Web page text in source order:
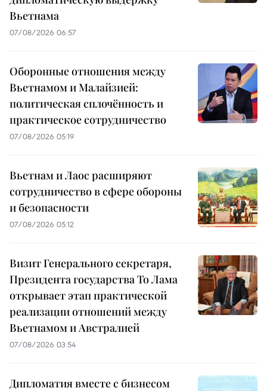
Вьетнама
07/08/2026 06:57
Оборонные отношения между
Вьетнамом и Малайзией:
политическая сплочённость и
практическое сотрудничество
07/08/2026 05:19
Вьетнам и Лаос расширяют
сотрудничество в сфере обороны
и безопасности
07/08/2026 05:12
Визит Генерального секретаря,
Президента государства То Лама
открывает этап практической
реализации отношений между
Вьетнамом и Австралией
07/08/2026 03:54
Дипломатия вместе с бизнесом